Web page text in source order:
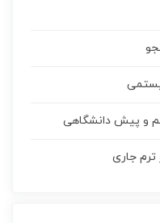
و پیش دانشگاهی
جاری